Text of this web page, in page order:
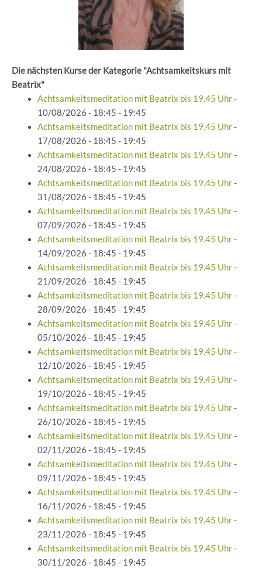
Die nächsten Kurse der Kategorie "Achtsamkeitskurs mit
Beatrix"
Achtsamkeitsmeditation mit Beatrix bis 19.45 Uhr-
10/08/2026 - 18:45 - 19:45
Achtsamkeitsmeditation mit Beatrix bis 19.45 Uhr-
17/08/2026 - 18:45 - 19:45
Achtsamkeitsmeditation mit Beatrix bis 19.45 Uhr-
24/08/2026 - 18:45 - 19:45
Achtsamkeitsmeditation mit Beatrix bis 19.45 Uhr-
31/08/2026 - 18:45 - 19:45
Achtsamkeitsmeditation mit Beatrix bis 19.45 Uhr-
07/09/2026 - 18:45 - 19:45
Achtsamkeitsmeditation mit Beatrix bis 19.45 Uhr-
14/09/2026 - 18:45 - 19:45
Achtsamkeitsmeditation mit Beatrix bis 19.45 Uhr-
21/09/2026 - 18:45 - 19:45
Achtsamkeitsmeditation mit Beatrix bis 19.45 Uhr-
28/09/2026 - 18:45 - 19:45
Achtsamkeitsmeditation mit Beatrix bis 19.45 Uhr-
05/10/2026 - 18:45 - 19:45
Achtsamkeitsmeditation mit Beatrix bis 19.45 Uhr-
12/10/2026 - 18:45 - 19:45
Achtsamkeitsmeditation mit Beatrix bis 19.45 Uhr-
19/10/2026 - 18:45 - 19:45
Achtsamkeitsmeditation mit Beatrix bis 19.45 Uhr-
26/10/2026 - 18:45 - 19:45
Achtsamkeitsmeditation mit Beatrix bis 19.45 Uhr-
02/11/2026 - 18:45 - 19:45
Achtsamkeitsmeditation mit Beatrix bis 19.45 Uhr-
09/11/2026 - 18:45 - 19:45
Achtsamkeitsmeditation mit Beatrix bis 19.45 Uhr-
16/11/2026 - 18:45 - 19:45
Achtsamkeitsmeditation mit Beatrix bis 19.45 Uhr-
23/11/2026 - 18:45 - 19:45
Achtsamkeitsmeditation mit Beatrix bis 19.45 Uhr-
30/11/2026 - 18:45 - 19:45